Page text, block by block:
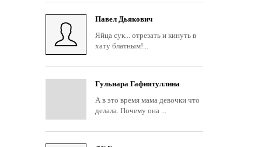
Павел Дьякович
Яйца сук... отрезать и кинуть в
хату блатным!...
Гульнара Гафиятуллина
А в это время мама девочки что
делала. Почему она ...